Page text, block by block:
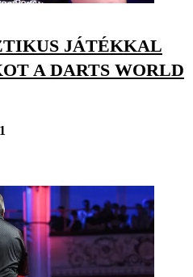
JÁTÉKKAL
A DARTS WORLD